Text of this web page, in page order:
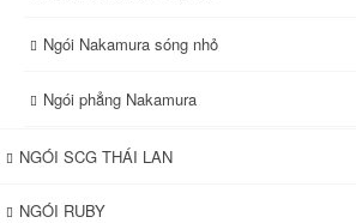
Ngói Nakamura sóng nhỏ
Ngói phẳng Nakamura
NGÓI SCG THÁI LAN
NGÓI RUBY